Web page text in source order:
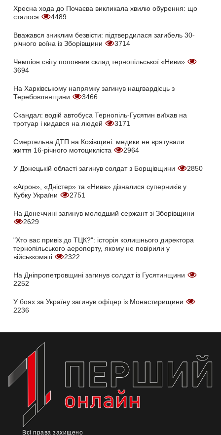
Хресна хода до Почаєва викликала хвилю обурення: що
сталося
4489
Вважався зниклим безвісти: підтвердилася загибель 30-
річного воїна із Зборівщини
3714
Чемпіон світу поповнив склад тернопільської «Ниви»
3694
На Харківському напрямку загинув нацгвардієць з
Теребовлянщини
3466
Скандал: водій автобуса Тернопіль-Гусятин виїхав на
тротуар і кидався на людей
3171
Смертельна ДТП на Козівщині: медики не врятували
життя 16-річного мотоцикліста
2964
У Донецькій області загинув солдат з Борщівщини 2850
«Агрон», «Дністер» та «Нива» дізналися суперників у
Кубку України
2751
На Донеччині загинув молодший сержант зі Зборівщини
2629
"Хто вас привіз до ТЦК?": історія колишнього директора
тернопільського аеропорту, якому не повірили у
військкоматі
2322
На Дніпропетровщині загинув солдат із Гусятинщини
2252
У боях за Україну загинув офіцер із Монастирищини
2236
Всі права захищено